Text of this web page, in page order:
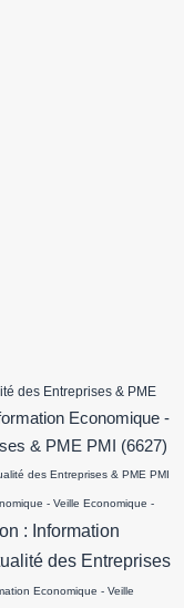
des Entreprises & PME
Economique -
& PME PMI
(6627)
des Entreprises & PME PMI
- Veille Economique -
: Information
des Entreprises
Economique - Veille